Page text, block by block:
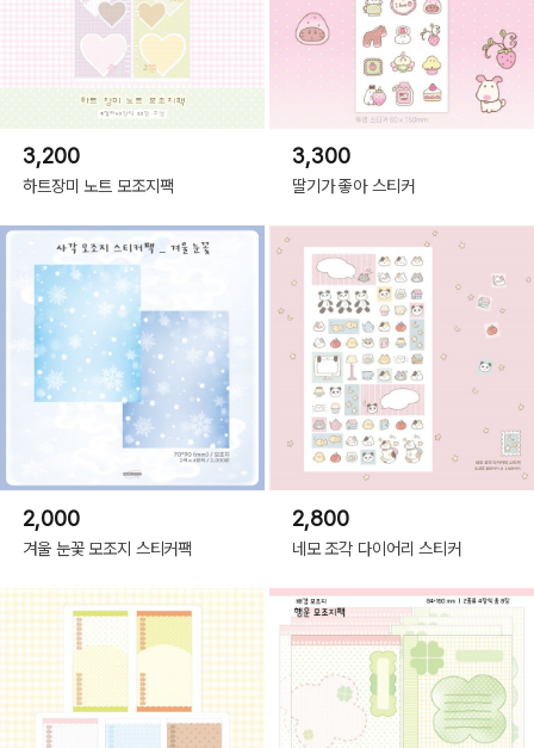
3,200
하트장미 노트 모조지팩
3,300
딸기가 좋아 스티커
2,000
겨울 눈꽃 모조지 스티커팩
2,800
네모 조각 다이어리 스티커